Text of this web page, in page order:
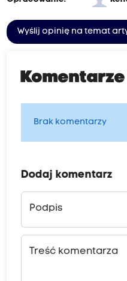
Wyślij opinię na temat
Brak komentarzy
Dodaj komentarz
Podpis
Treść komentarza